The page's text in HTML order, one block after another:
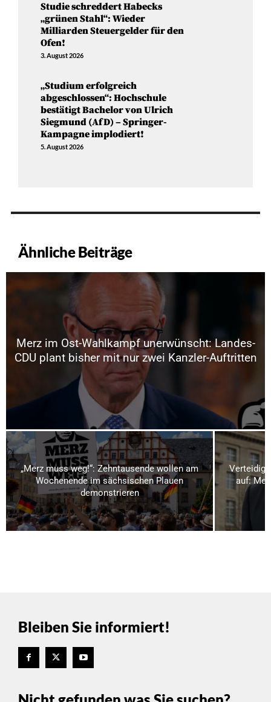
Studie schreddert Habecks
„grünen Stahl“: Wieder
Milliarden Steuergelder für den
Ofen!
3. August 2026
„Studium erfolgreich
abgeschlossen“: Hochschule
bestätigt Bachelor von Ulrich
Siegmund (AfD) – Springer-
Kampagne implodiert!
5. August 2026
Ähnliche Beiträge
Merz im Ost-Wahlkampf unerwünscht: Landes-
CDU plant bisher mit nur zwei Kanzler-Auftritten
„Merz muss weg!“: Zehntausende wollen am
Wochenende im sächsischen Plauen
demonstrieren
auf:
Bleiben Sie informiert!